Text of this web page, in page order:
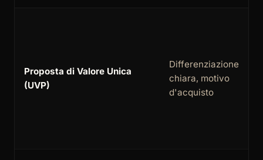
Proposta di Valore Unica
(UVP)
Differenziazione
chiara, motivo
d'acquisto